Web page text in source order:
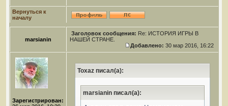
Вернуться к
началу
marsianin
Заголовок сообщения: Re: ИСТОРИЯ ИГРЫ В
НАШЕЙ СТРАНЕ.
Добавлено: 30 мар 2016, 16:22
Зарегистрирован:
Toxaz писал(а):
marsianin писал(а):